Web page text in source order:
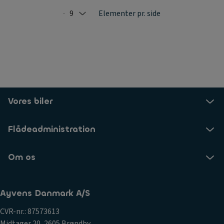
Selected: 9
9 Elementer pr. side
Vores biler
Flådeadministration
Om os
Ayvens Danmark A/S
CVR-nr.: 87573613